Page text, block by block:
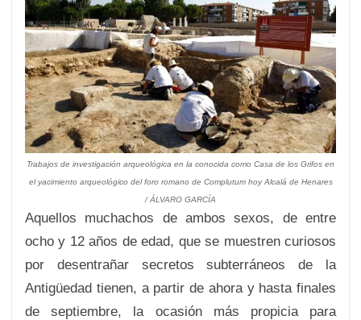
Trabajos de investigación arqueológica en la conocida como Casa de los Grifos en
el yacimiento arqueológico del foro romano de Complutum hoy Alcalá de Henares
/ÁLVARO GARCÍA
Aquellos muchachos de ambos sexos, de entre
ocho y 12 años de edad, que se muestren curiosos
por desentrañar secretos subterráneos de la
Antigüedad tienen, a partir de ahora y hasta finales
de septiembre, la ocasión más propicia para